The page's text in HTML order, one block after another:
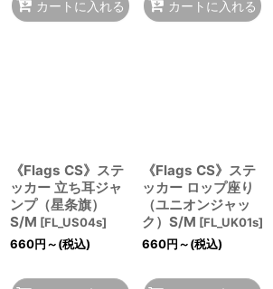
カートに入れる カートに入れる
《Flags CS》ステ
ッカー 立ち耳ジャ
ンプ（星条旗）
S/M [FL_US04s]
660円～(税込)
《Flags CS》ステ
ッカー ロップ座り
（ユニオンジャッ
ク）S/M [FL_UK01s]
660円～(税込)